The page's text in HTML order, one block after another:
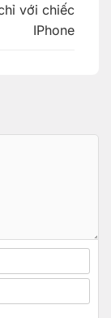
với chiếc
IPhone